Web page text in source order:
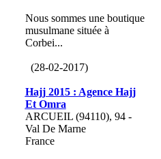
Nous sommes une boutique
musulmane située à
Corbei...
(28-02-2017)
Hajj 2015 : Agence Hajj
Et Omra
ARCUEIL (94110), 94 -
Val De Marne
France